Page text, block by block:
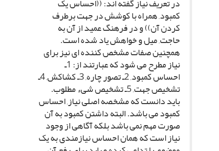
در تعریف نیاز گفته اند: ((احساس یک
کمبود, همراه با کوشش در جهت برطرف
کردن آن)) و در فرهنگ عمید از آن به
حاجت, میل و خواهش یاد شده است.
همچنین صفات مشخص کننده اى نیز براى
نیاز مطرح مى شود که عبارتند از: 1ـ
احساس کمبود, 2ـ تصور چاره, 3ـ کشاکش, 4ـ
تشخیص جهت, 5ـ تشخیص شىء مطلوب.
باید دانست که مشخصه اصلى نیاز, احساس
کمبود مى باشد. البته داشتن کمبود به آن
صورت مهم نمى باشد بلکه آگاهى از وجود
نیاز است که همان احساس نیازمندى به یک